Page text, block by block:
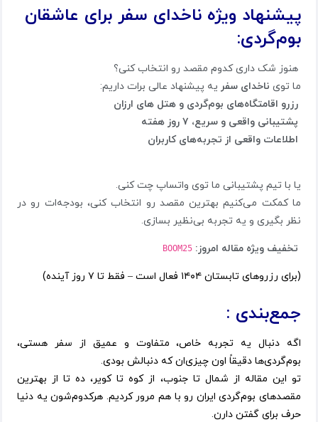
پیشنهاد ویژه ناخدای سفر برای عاشقان
بوم‌گردی:
هنوز شک داری کدوم مقصد رو انتخاب کنی؟
ما توی ناخدای سفر یه پیشنهاد عالی برات داریم:
رزرو اقامتگاه‌های بوم‌گردی و هتل های ارزان
پشتیبانی واقعی و سریع، ۷ روز هفته
اطلاعات واقعی از تجربه‌های کاربران
یا با تیم پشتیبانی ما توی واتساپ چت کنی.
ما کمکت می‌کنیم بهترین مقصد رو انتخاب کنی، بودجه‌ات رو در
نظر بگیری و یه تجربه بی‌نظیر بسازی.
تخفیف ویژه مقاله امروز: BOOM25
(برای رزروهای تابستان ۱۴۰۴ فعال است – فقط تا ۷ روز آینده)
جمع‌بندی :
اگه دنبال یه تجربه خاص، متفاوت و عمیق از سفر هستی،
بوم‌گردی‌ها دقیقاً اون چیزی‌ان که دنبالش بودی.
تو این مقاله از شمال تا جنوب، از کوه تا کویر، ده تا از بهترین
مقصدهای بوم‌گردی ایران رو با هم مرور کردیم. هرکدوم‌شون یه دنیا
حرف برای گفتن دارن.